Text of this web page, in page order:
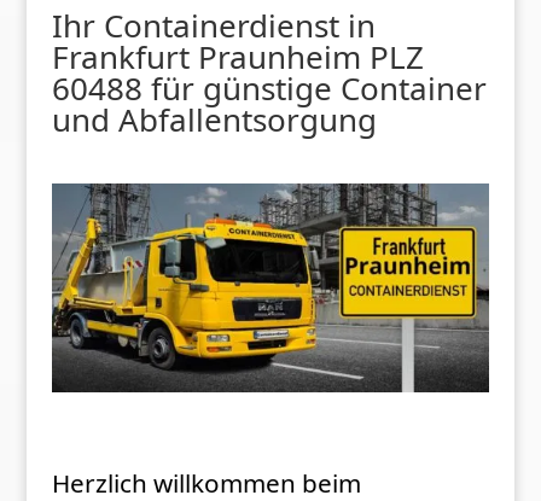
Ihr Containerdienst in
Frankfurt Praunheim PLZ
60488 für günstige Container
und Abfallentsorgung
Herzlich willkommen beim